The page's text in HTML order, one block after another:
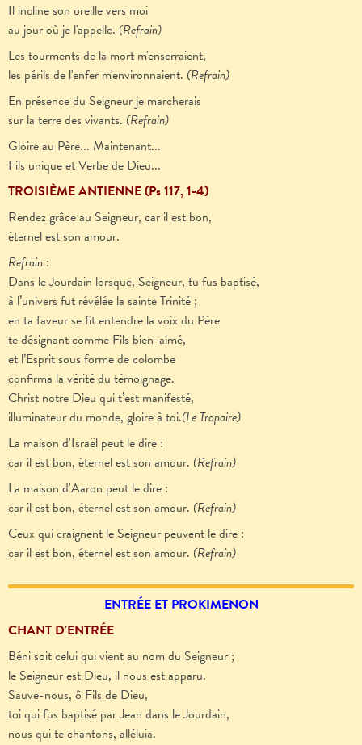
Il incline son oreille vers moi
au jour où je l'appelle. (Refrain)
Les tourments de la mort m'enserraient,
les périls de l'enfer m'environnaient. (Refrain)
En présence du Seigneur je marcherais
sur la terre des vivants. (Refrain)
Gloire au Père... Maintenant...
Fils unique et Verbe de Dieu...
TROISIÈME ANTIENNE (Ps 117, 1-4)
Rendez grâce au Seigneur, car il est bon,
éternel est son amour.
Refrain :
Dans le Jourdain lorsque, Seigneur, tu fus baptisé,
à l’univers fut révélée la sainte Trinité ;
en ta faveur se fit entendre la voix du Père
te désignant comme Fils bien-aimé,
et l’Esprit sous forme de colombe
confirma la vérité du témoignage.
Christ notre Dieu qui t’est manifesté,
illuminateur du monde, gloire à toi.(Le Tropaire)
La maison d'Israël peut le dire :
car il est bon, éternel est son amour. (Refrain)
La maison d'Aaron peut le dire :
car il est bon, éternel est son amour. (Refrain)
Ceux qui craignent le Seigneur peuvent le dire :
car il est bon, éternel est son amour. (Refrain)
ENTRÉE ET PROKIMENON
CHANT D'ENTRÉE
Béni soit celui qui vient au nom du Seigneur ;
le Seigneur est Dieu, il nous est apparu.
Sauve-nous, ô Fils de Dieu,
toi qui fus baptisé par Jean dans le Jourdain,
nous qui te chantons, alléluia.